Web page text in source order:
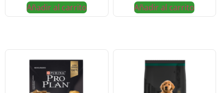
Añadir al carrito Añadir al carrito